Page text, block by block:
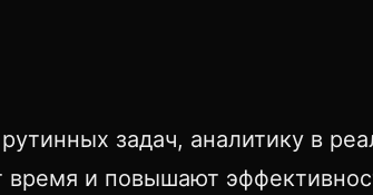
задач, аналитику в
время и повышают